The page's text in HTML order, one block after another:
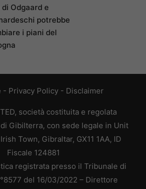
Odgaard e
potrebbe
i piani del
- Privacy Policy- Disclaimer
società costituita e regolata
Gibilterra, con sede legale in Unit
Town, Gibraltar, GX11 1AA, ID
Fiscale 124881
registrata presso il Tribunale di
del 16/03/2022 – Direttore